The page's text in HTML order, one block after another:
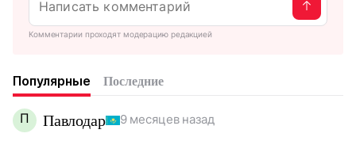
Комментарии проходят модерацию редакцией
Популярные Последние
П Павлодар 9 месяцев назад